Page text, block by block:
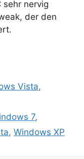
sehr nervig
der den
Vista,
7,
, Windows XP